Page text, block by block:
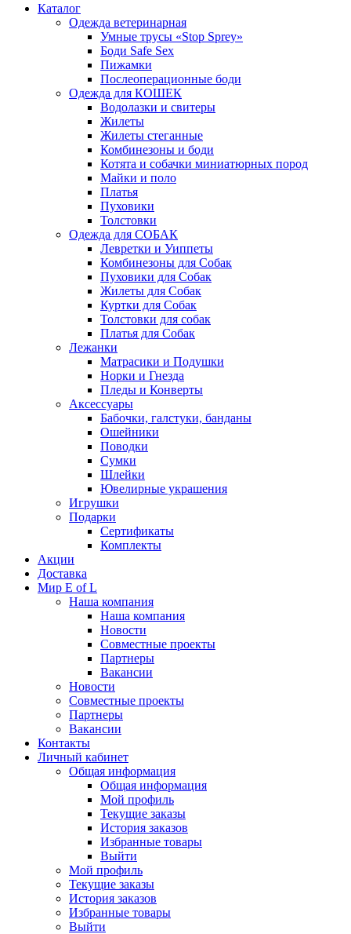
Каталог
Одежда ветеринарная
Умные трусы «Stop Sprey»
Боди Safe Sex
Пижамки
Послеоперационные боди
Одежда для КОШЕК
Водолазки и свитеры
Жилеты
Жилеты стеганные
Комбинезоны и боди
Котята и собачки миниатюрных пород
Майки и поло
Платья
Пуховики
Толстовки
Одежда для СОБАК
Левретки и Уиппеты
Комбинезоны для Собак
Пуховики для Собак
Жилеты для Собак
Куртки для Собак
Толстовки для собак
Платья для Собак
Лежанки
Матрасики и Подушки
Норки и Гнезда
Пледы и Конверты
Аксессуары
Бабочки, галстуки, банданы
Ошейники
Поводки
Сумки
Шлейки
Ювелирные украшения
Игрушки
Подарки
Сертификаты
Комплекты
Акции
Доставка
Мир E of L
Наша компания
Наша компания
Новости
Совместные проекты
Партнеры
Вакансии
Новости
Совместные проекты
Партнеры
Вакансии
Контакты
Личный кабинет
Общая информация
Общая информация
Мой профиль
Текущие заказы
История заказов
Избранные товары
Выйти
Мой профиль
Текущие заказы
История заказов
Избранные товары
Выйти